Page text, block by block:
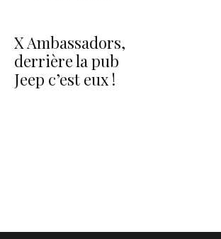
X Ambassadors,
derrière la pub
Jeep c’est eux !